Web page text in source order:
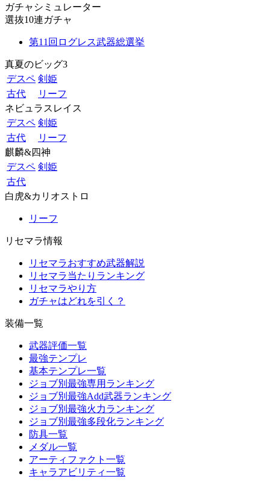
ガチャシミュレーター
選抜10連ガチャ
第11回ログレス武器総選挙
真夏のビッグ3
デスペ 剣姫
古代
リーフ
ネビュラスレイス
デスペ 剣姫
古代
リーフ
麒麟&四神
デスペ 剣姫
古代
白虎&カリオストロ
リーフ
リセマラ情報
リセマラおすすめ武器解説
リセマラ当たりランキング
リセマラやり方
ガチャはどれを引く？
装備一覧
武器評価一覧
最強テンプレ
基本テンプレ一覧
ジョブ別最強専用ランキング
ジョブ別最強Add武器ランキング
ジョブ別最強火力ランキング
ジョブ別最強多段化ランキング
防具一覧
メダル一覧
アーティファクト一覧
キャラアビリティ一覧